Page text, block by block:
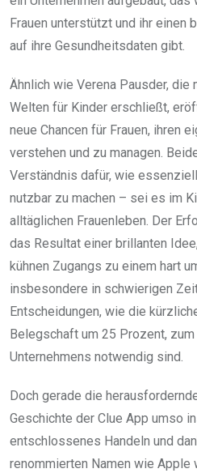
Frauen unterstützt und ihr einen
auf ihre Gesundheitsdaten gibt.
Ähnlich wie Verena Pausder, die
Welten für Kinder erschließt,
neue Chancen für Frauen, ihren
verstehen und zu managen.
Verständnis dafür, wie
nutzbar zu machen – sei es im
alltäglichen Frauenleben. Der
das Resultat einer brillanten
kühnen Zugangs zu einem hart
insbesondere in schwierigen
Entscheidungen, wie die
Belegschaft um 25 Prozent,
Unternehmens notwendig sind.
Doch gerade die
Geschichte der Clue App umso
entschlossenes Handeln und
renommierten Namen wie Apple